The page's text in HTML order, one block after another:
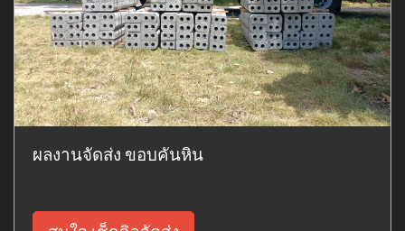
ผลงานจัดส่ง ขอบคันหิน